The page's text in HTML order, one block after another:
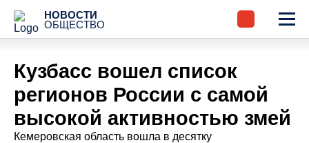
НОВОСТИ
ОБЩЕСТВО
Кузбасс вошел список
регионов России с самой
высокой активностью змей
Кемеровская область вошла в десятку